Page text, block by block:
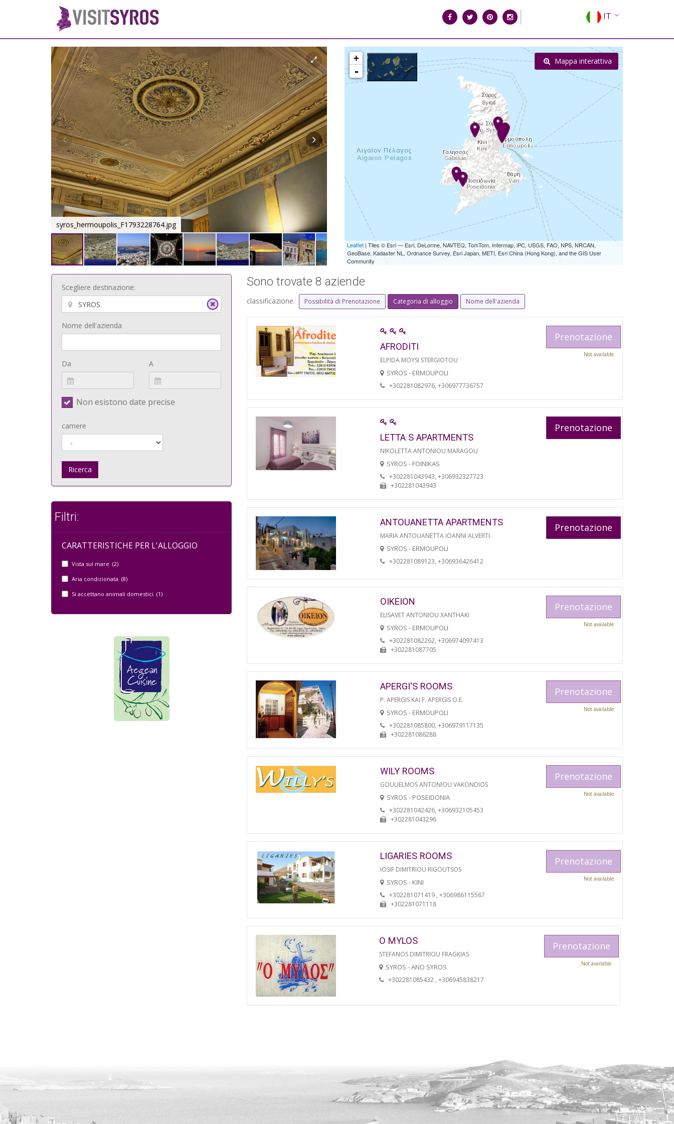
IT
EN
EL
RU
syros_hermoupolis_F1793228764.jpg syros_vaporia_F268133321.jpg
+
-
Leaflet | Tiles © Esri — Esri, DeLorme, NAVTEQ, TomTom, Intermap, iPC, USGS, FAO, NPS, NRCAN,
GeoBase, Kadaster NL, Ordnance Survey, Esri Japan, METI, Esri China (Hong Kong), and the GIS User
Community
Mappa interattiva
Scegliere destinazione:
Nome dell'azienda
Da A
Non esistono date precise
camere
Ricerca
Filtri:
CARATTERISTICHE PER L'ALLOGGIO
Vista sul mare (2)
Aria condizionata (8)
Si accettano animali domestici (1)
Sono trovate 8 aziende
classificazione: Possibilità di Prenotazione Categoria di alloggio Nome dell'azienda
AFRODITI
ELPIDA MOYSI STERGIOTOU
SYROS - ERMOUPOLI
+302281082976, +306977736757
Prenotazione
Not available
LETTA S APARTMENTS
NIKOLETTA ANTONIOU MARAGOU
SYROS - FOINIKAS
+302281043943, +306932327723
+302281043943
Prenotazione
ANTOUANETTA APARTMENTS
MARIA ANTOUANETTA IOANNI ALVERTI
SYROS - ERMOUPOLI
+302281089123, +306936426412
Prenotazione
OIKEION
ELISAVET ANTONIOU XANTHAKI
SYROS - ERMOUPOLI
+302281082262, +306974097413
+302281087705
Prenotazione
Not available
APERGI'S ROOMS
P. APERGIS KAI F. APERGIS O.E.
SYROS - ERMOUPOLI
+302281085800, +306979117135
+302281086288
Prenotazione
Not available
WILY ROOMS
GOULIELMOS ANTONIOU VAKONDIOS
SYROS - POSEIDONIA
+302281042426, +306932105453
+302281043296
Prenotazione
Not available
LIGARIES ROOMS
IOSIF DIMITRIOU RIGOUTSOS
SYROS - KINI
+302281071419 , +306986115567
+302281071118
Prenotazione
Not available
O MYLOS
STEFANOS DIMITRIOU FRAGKIAS
SYROS - ANO SYROS
+302281085432 , +306945838217
Prenotazione
Not available